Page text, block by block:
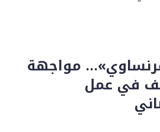
مواجهة
في عمل